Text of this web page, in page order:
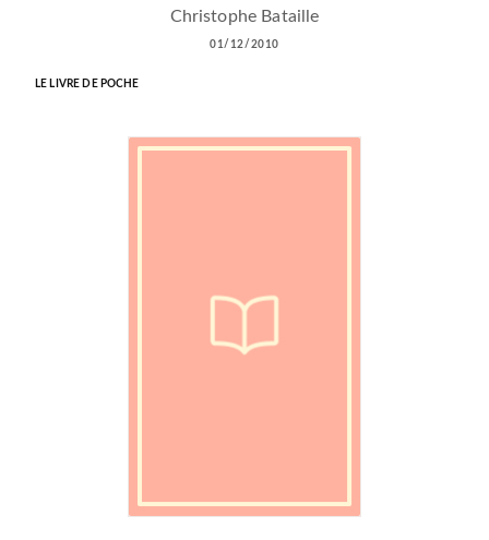
Christophe Bataille
01/12/2010
LE LIVRE DE POCHE